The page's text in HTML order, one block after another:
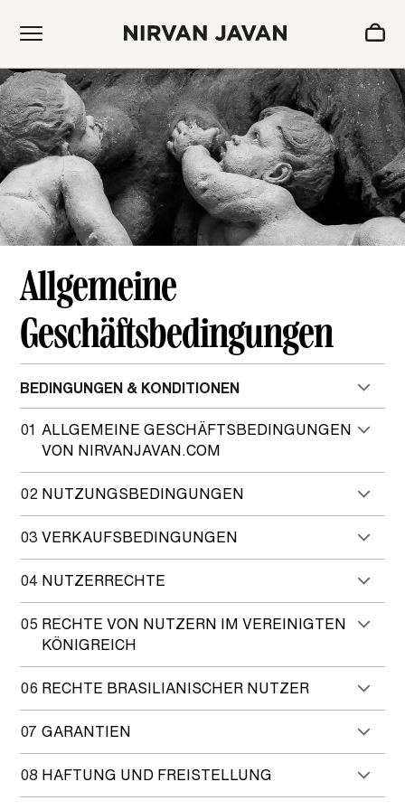
ZUM WARENKORB HINZUGEFÜGT
Oh! Ihr Warenkorb ist leer.
Allgemeine
Geschäftsbedingungen
BEDINGUNGEN & KONDITIONEN
01 ALLGEMEINE GESCHÄFTSBEDINGUNGEN
VON NIRVANJAVAN.COM
02 NUTZUNGSBEDINGUNGEN
03VERKAUFSBEDINGUNGEN
04 NUTZERRECHTE
05 RECHTE VON NUTZERN IM VEREINIGTEN
KÖNIGREICH
06 RECHTE BRASILIANISCHER NUTZER
07 GARANTIEN
08 HAFTUNG UND FREISTELLUNG